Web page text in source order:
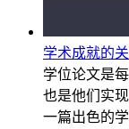
学术成就的关
学位论文是
也是他们实
一篇出色的